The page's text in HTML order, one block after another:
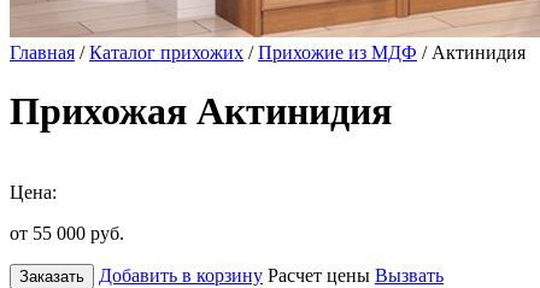
Главная /Каталог прихожих /Прихожие из МДФ / Актинидия
Прихожая Актинидия
Цена:
от 55 000 руб.
Заказать Добавить в корзину Расчет цены Вызвать